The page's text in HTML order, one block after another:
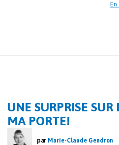
En
UNE SURPRISE SUR
MA PORTE!
par Marie-Claude Gendron